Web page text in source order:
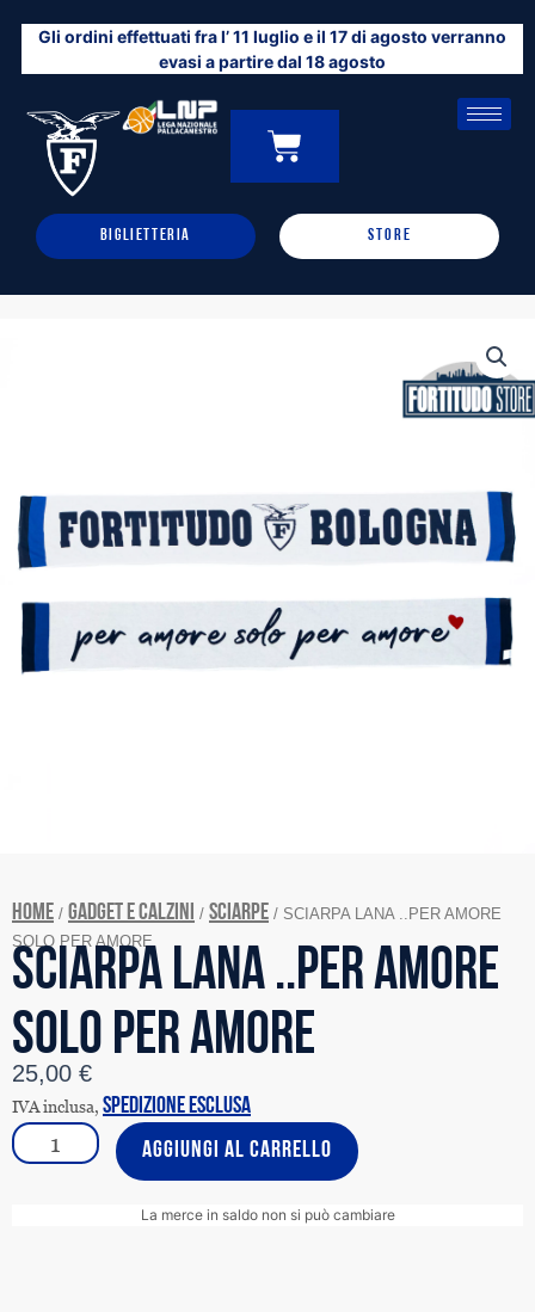
contenuto
Gli ordini effettuati fra l’ 11 luglio e il 17 di agosto verranno
evasi a partire dal 18 agosto
0
CARRELLO
BIGLIETTERIA STORE
Home / GADGET E CALZINI / SCIARPE / SCIARPA LANA ..PER AMORE
SOLO PER AMORE
SCIARPA LANA ..PER AMORE
SOLO PER AMORE
25,00 €
IVA inclusa, spedizione esclusa
SCIARPA
LANA
AGGIUNGI AL CARRELLO
La merce in saldo non si può cambiare